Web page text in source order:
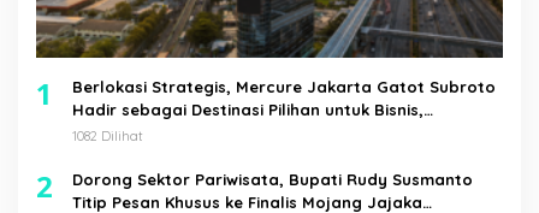
1
Berlokasi Strategis, Mercure Jakarta Gatot Subroto
Hadir sebagai Destinasi Pilihan untuk Bisnis,
Staycation, Meeting, dan Kuliner di Jakarta Selatan
1082 Dilihat
2
Dorong Sektor Pariwisata, Bupati Rudy Susmanto
Titip Pesan Khusus ke Finalis Mojang Jajaka